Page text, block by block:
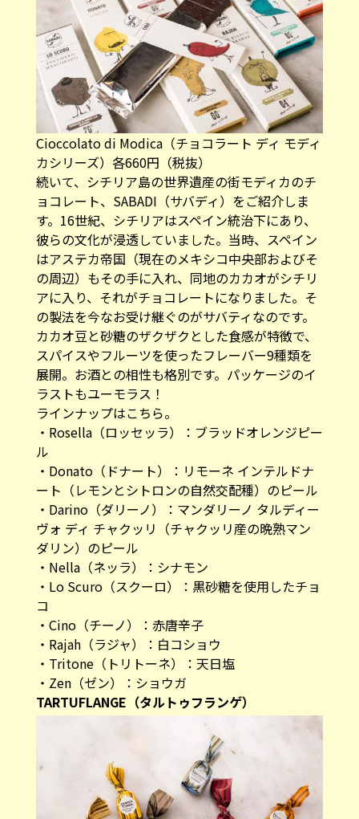
Cioccolato di Modica（チョコラート ディ モディ
カシリーズ）​各660円​（税抜）
​続いて、シチリア島の世界遺産の街モディカのチ
ョコレート、SABADI（サバディ）​をご紹介しま
す。16世紀、シチリアはスペイン統治下にあり、
彼らの文化が浸透していました。当時、スペイン
はアステカ帝国（現在のメキシコ中央部およびそ
の周辺）もその手に入れ、同地のカカオがシチリ
アに入り、それがチョコレートになりました。そ
の製法を今なお受け継ぐのがサバティなのです。
カカオ豆と砂糖のザクザクとした食感が特徴で、
スパイスやフルーツを使ったフレーバー9種類を
展開。お酒との相性も格別です。パッケージのイ
ラストもユーモラス！​
ラインナップはこちら。
・Rosella（ロッセッラ）：ブラッドオレンジピー
ル​
・Donato（ドナート）：リモーネ インテルドナ
ート（レモンとシトロンの自然交配種）のピール​
・Darino（ダリーノ）：マンダリーノ タルディー
ヴォ ディ チャクッリ（チャクッリ産の晩熟マン
ダリン）のピール​
・Nella（ネッラ）：シナモン​
・Lo Scuro（スクーロ）：黒砂糖を使用したチョ
コ​
・Cino（チーノ）：赤唐辛子​
・Rajah（ラジャ）：白コショウ​
・Tritone（トリトーネ）：天日塩​
・Zen（ゼン）：ショウガ​
TARTUFLANGE（タルトゥフランゲ）​